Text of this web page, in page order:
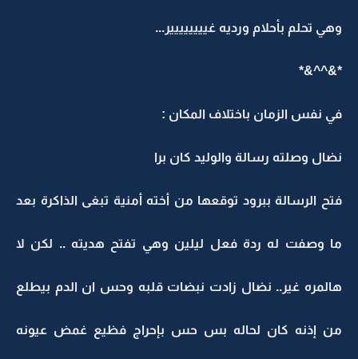
وهي تحلم بأحلام ورديه غيييييييير...
*&^^&*
في نفس الزمان باختلاف المكان :
نضال وصلته رسالة والوليد كان برا
فتح الرسالة ببرود توقعها من أخته أمنية تبغى الذاكرة بعد
ما وصفت له ردة فعل ليلين وهي تفتح هديته .. لكن لا
هالمره غير.. نضال زادت نبضات قلبه وحس ان الدم بيطلع
من إذنه كان لحاله بس حس بإحراج فظيع غمض عيونه